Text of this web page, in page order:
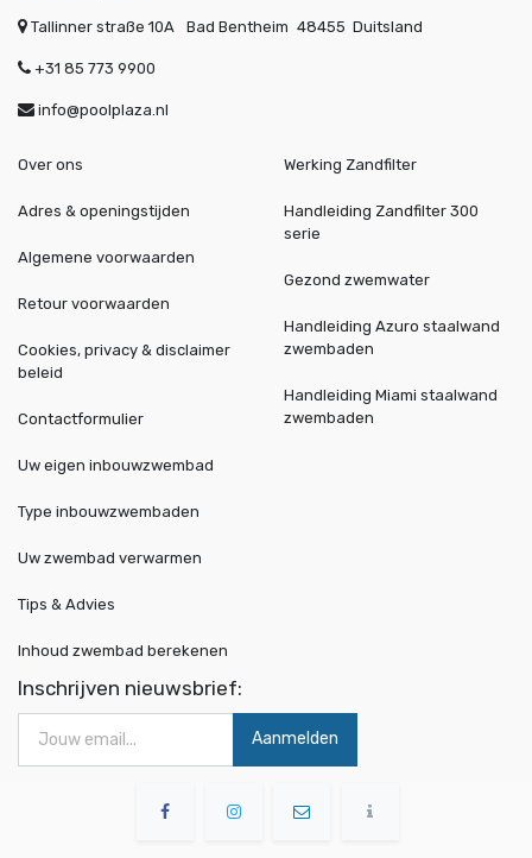
Tallinner straße 10A Bad Bentheim 48455 Duitsland
+31 85 773 9900
info@poolplaza.nl
Over ons
Adres & openingstijden
Algemene voorwaarden
Retour voorwaarden
Cookies, privacy & disclaimer
beleid
Contactformulier
Werking Zandfilter
Handleiding Zandfilter 300
serie
Gezond zwemwater
Handleiding Azuro staalwand
zwembaden
Handleiding Miami staalwand
zwembaden
Uw eigen inbouwzwembad
Type inbouwzwembaden
Uw zwembad verwarmen
Tips & Advies
Inhoud zwembad berekenen
Inschrijven nieuwsbrief:
Aanmelden